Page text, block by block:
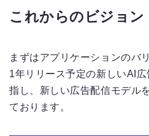
これからのビジョン
まずはアプリケーションのバ
1年リリース予定の新しいAI
指し、新しい広告配信モデル
ております。